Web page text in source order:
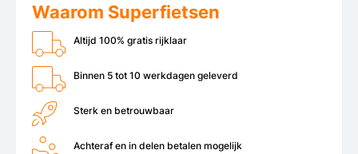
Waarom Superfietsen
Altijd 100% gratis rijklaar
Binnen 5 tot 10 werkdagen geleverd
Sterk en betrouwbaar
Achteraf en in delen betalen mogelijk